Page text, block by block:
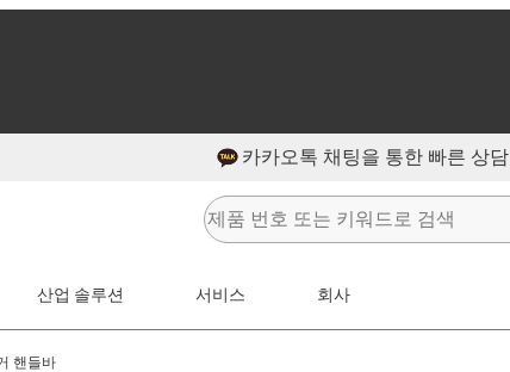
카카오톡 채팅을 통한 빠른 상담
산업 솔루션 서비스 회사
핸들바